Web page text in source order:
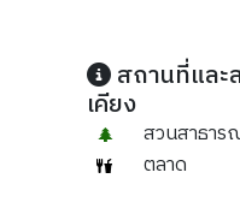
สถานที่และ
เคียง
สวนสาธาร
ตลาด